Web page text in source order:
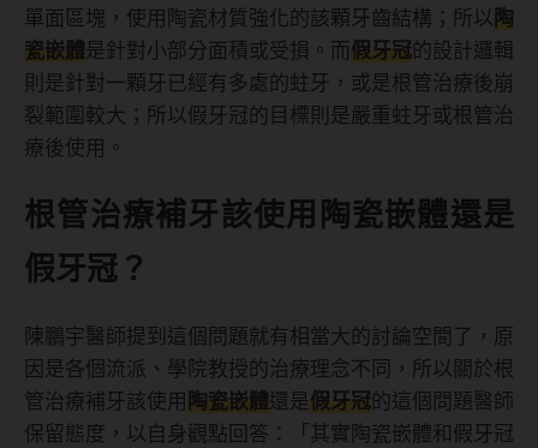
單面區塊，使用陶瓷材質強化的該顆牙齒結構；所以陶
瓷嵌體是針對小部分面積或受損。而假牙冠的設計邏輯
則是針對一顆牙已經有多處的蛀牙，或是根管治療後崩
裂範圍較大；所以假牙冠的目標則是嚴重蛀牙或根管治
療後使用。
根管治療補牙該使用陶瓷嵌體還是
假牙冠？
陳鵬宇醫師提到這個問題就有相當大的討論空間了，原
因是各個流派、學院教授的治療理念不同，所以關於根
管治療補牙該使用陶瓷嵌體還是假牙冠的這個問題醫師
保留態度，以自身觀點回答：「其實陶瓷嵌體和假牙冠